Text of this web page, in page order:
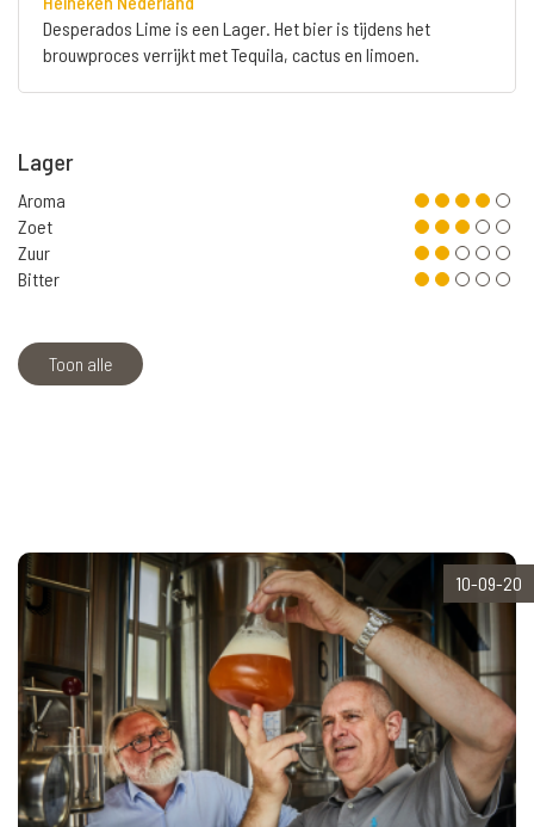
Desperados Lime is een Lager. Het bier is tijdens het
brouwproces verrijkt met Tequila, cactus en limoen.
Lager
Aroma
Zoet
Zuur
Bitter
Toon alle
10-09-20